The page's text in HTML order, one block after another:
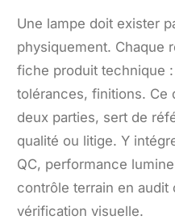
Une lampe doit exister
physiquement. Chaque
fiche produit technique
tolérances, finitions. Ce
deux parties, sert de
qualité ou litige. Y
QC, performance
contrôle terrain en
vérification visuelle.